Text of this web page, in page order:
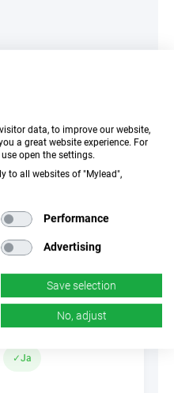
Tablet
✓Ja
data, to improve our website,
a great website experience. For
open the settings.
to all websites of "Mylead",
Performance
Advertising
Save selection
No, adjust